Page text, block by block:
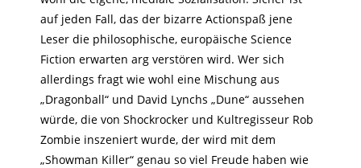
auf jeden Fall, das der bizarre Actionspaß jene
Leser die philosophische, europäische Science
Fiction erwarten arg verstören wird. Wer sich
allerdings fragt wie wohl eine Mischung aus
„Dragonball“ und David Lynchs „Dune“ aussehen
würde, die von Shockrocker und Kultregisseur Rob
Zombie inszeniert wurde, der wird mit dem
„Showman Killer“ genau so viel Freude haben wie